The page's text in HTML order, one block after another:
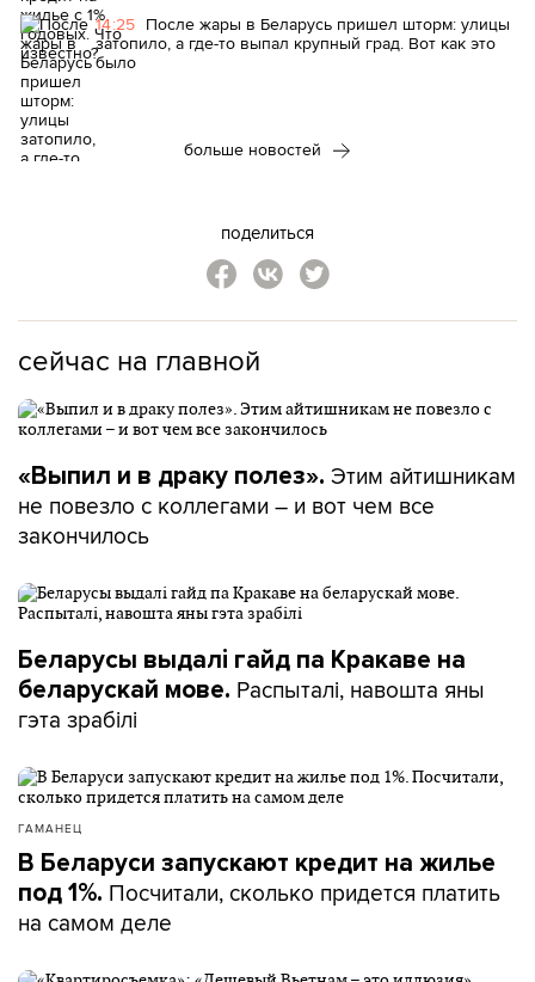
14:25 После жары в Беларусь пришел шторм: улицы
затопило, а где-то выпал крупный град. Вот как это
было
больше новостей
поделиться
сейчас на главной
«Выпил и в драку полез». Этим айтишникам
не повезло с коллегами – и вот чем все
закончилось
Беларусы выдалі гайд па Кракаве на
беларускай мове. Распыталі, навошта яны
гэта зрабілі
ГАМАНЕЦ
В Беларуси запускают кредит на жилье
под 1%. Посчитали, сколько придется платить
на самом деле